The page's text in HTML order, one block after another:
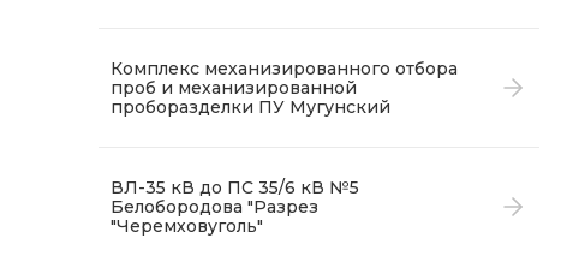
Комплекс механизированного отбора
проб и механизированной
проборазделки ПУ Мугунский
ВЛ-35 кВ до ПС 35/6 кВ №5
Белобородова "Разрез
"Черемховуголь"